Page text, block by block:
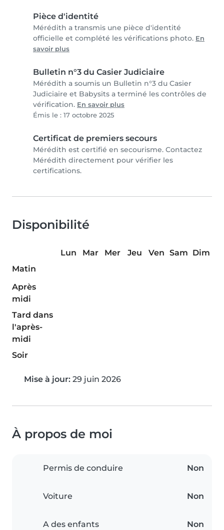
Pièce d'identité
Mérédith a transmis une pièce d'identité
officielle et complété les vérifications photo. En
savoir plus
Bulletin n°3 du Casier Judiciaire
Mérédith a soumis un Bulletin n°3 du Casier
Judiciaire et Babysits a terminé les contrôles de
vérification. En savoir plus
Émis le : 17 octobre 2025
Certificat de premiers secours
Mérédith est certifié en secourisme. Contactez
Mérédith directement pour vérifier les
certifications.
Disponibilité
Lun Mar Mer Jeu Ven Sam Dim
Matin
Après
midi
Tard dans
l'après-
midi
Soir
Mise à jour: 29 juin 2026
À propos de moi
Permis de conduire Non
Voiture Non
A des enfants Non